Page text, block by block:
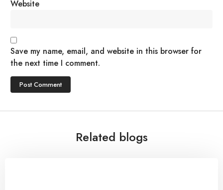
Website
Save my name, email, and website in this browser for
the next time I comment.
Related blogs